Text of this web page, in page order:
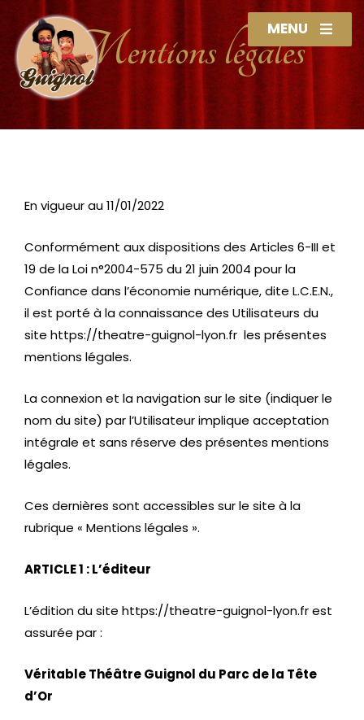
MENU
Mentions légales
En vigueur au 11/01/2022
Conformément aux dispositions des Articles 6-III et
19 de la Loi n°2004-575 du 21 juin 2004 pour la
Confiance dans l’économie numérique, dite L.C.E.N.,
il est porté à la connaissance des Utilisateurs du
site https://theatre-guignol-lyon.fr les présentes
mentions légales.
La connexion et la navigation sur le site (indiquer le
nom du site) par l’Utilisateur implique acceptation
intégrale et sans réserve des présentes mentions
légales.
Ces dernières sont accessibles sur le site à la
rubrique « Mentions légales ».
ARTICLE 1 : L’éditeur
L’édition du site https://theatre-guignol-lyon.frest
assurée par :
Véritable Théâtre Guignol du Parc de la Tête
d’Or